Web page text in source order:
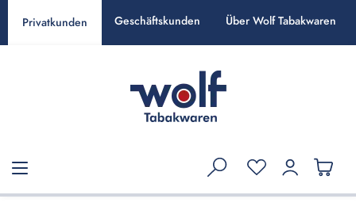
springen
Privatkunden Geschäftskunden Über Wolf Tabakwaren